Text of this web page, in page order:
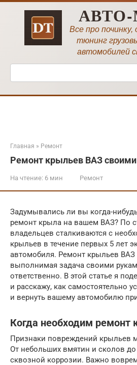
Перейти
Все про починку,
тюнинг
автомобилей
Поиск:
Главная » Ремонт
Ремонт крыльев ВАЗ
На чтение: 6 мин Ремонт
Задумывались ли вы когда-
ремонт крыла на вашем ВАЗ? По
владельцев сталкиваются с
крыльев в течение первых 5 лет
автомобиля. Ремонт крыльев ВАЗ
выполнимая задача своими
ответственно. В этой статье я
и расскажу, как самостоятельно
и вернуть вашему автомобилю
Когда необходим ремонт
Признаки повреждений крыльев
От небольших вмятин и сколов
сквозной коррозии. Важно